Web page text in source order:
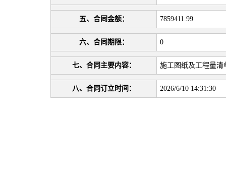
五、合同金额： 7859411.99
六、合同期限： 0
七、合同主要内容： 施工图纸及工程量
八、合同订立时间： 2026/6/10 14:31:30